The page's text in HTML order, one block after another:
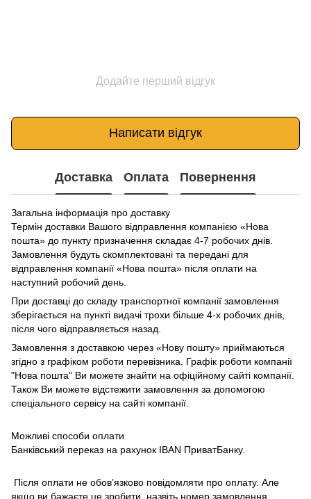
Додайте перший відгук
Написати відгук
Доставка Оплата Повернення
Загальна інформація про доставку
Термін доставки Вашого відправлення компанією «Нова
пошта» до пункту призначення складає 4-7 робочих днів.
Замовлення будуть скомплектовані та передані для
відправлення компанії «Нова пошта» після оплати на
наступний робочий день.
При доставці до складу транспортної компанії замовлення
зберігається на пункті видачі трохи більше 4-х робочих днів,
після чого відправляється назад.
Замовлення з доставкою через «Нову пошту» приймаються
згідно з графіком роботи перевізника. Графік роботи компанії
"Нова пошта" Ви можете знайти на офіційному сайті компанії.
Також Ви можете відстежити замовлення за допомогою
спеціального сервісу на сайті компанії.
Можливі способи оплати
Банківський переказ на рахунок IBAN ПриватБанку.
Після оплати не обов’язково повідомляти про оплату. Але
якщо ви бажаєте це зробити, назвіть номер замовлення,